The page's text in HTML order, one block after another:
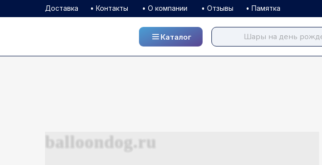
• Памятка
• Отзывы
• О компании
• Контакты
Доставка
Каталог
Каталог
balloondog.ru